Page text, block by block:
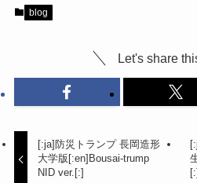
blog
Let's share
[:ja]防災トランプ 長岡造形
大学版[:en]Bousai-trump
NID ver.[:]
[:]